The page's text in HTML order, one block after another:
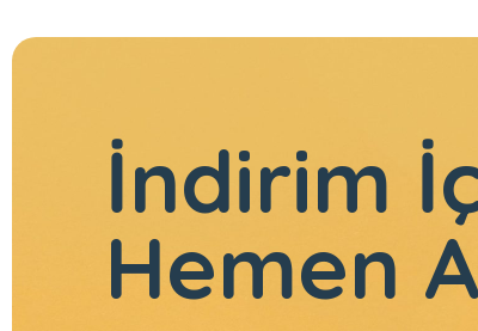
İndirim
Hemen